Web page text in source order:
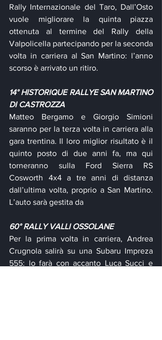
Rally Internazionale del Taro, Dall’Osto
vuole migliorare la quinta piazza
ottenuta al termine del Rally della
Valpolicella partecipando per la seconda
volta in carriera al San Martino: l’anno
scorso è arrivato un ritiro.
14° HISTORIQUE RALLYE SAN MARTINO
DI CASTROZZA
Matteo Bergamo e Giorgio Simioni
saranno per la terza volta in carriera alla
gara trentina. Il loro miglior risultato è il
quinto posto di due anni fa, ma qui
torneranno sulla Ford Sierra RS
Cosworth 4x4 a tre anni di distanza
dall’ultima volta, proprio a San Martino.
L’auto sarà gestita da
60° RALLY VALLI OSSOLANE
Per la prima volta in carriera, Andrea
Crugnola salirà su una Subaru Impreza
555: lo farà con accanto Luca Succi e